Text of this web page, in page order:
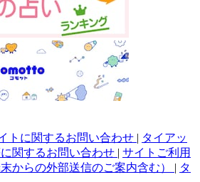
トに関するお問い合わせ | タイアッ
関するお問い合わせ | サイトご利用
からの外部送信のご案内含む） | タ